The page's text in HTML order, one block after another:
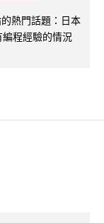
熱門話題：日本
程經驗的情況